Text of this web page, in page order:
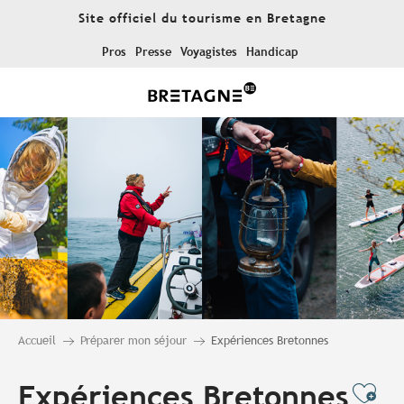
Site officiel du tourisme en Bretagne
Pros Presse Voyagistes Handicap
Accueil Préparer mon séjour Expériences Bretonnes